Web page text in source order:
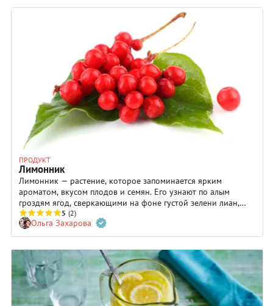
которым его снабдила матушка. В его составе как раз был
розмарин. Ароматное растение — еще и ингредиент для
ароматизации косметики, парфюмерии и средств от
ПРОДУКТ
Лимонник
Лимонник — растение, которое запоминается ярким
ароматом, вкусом плодов и семян. Его узнают по алым
гроздям ягод, сверкающими на фоне густой зелени лиан,
оплетающих стволы деревьев в лесу. Вкус лимонника сложно
спутать с чем-то еще: терпкий, насыщенный, с кислинкой и
почти цитрусовым оттенком — неудивительно, что само
название растения напрямую связано с лимоном.
5 (2)
Ольга Захарова